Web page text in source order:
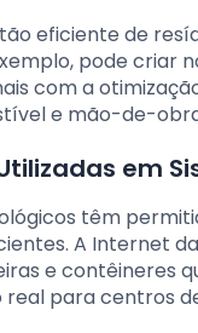
eficiente de
pode criar
com a
e mão-de-
em
têm
A Internet
e contêineres
para centros